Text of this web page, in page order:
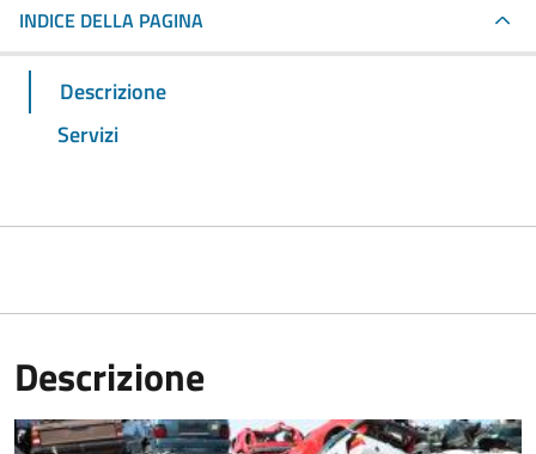
INDICE DELLA PAGINA
Descrizione
Servizi
Descrizione